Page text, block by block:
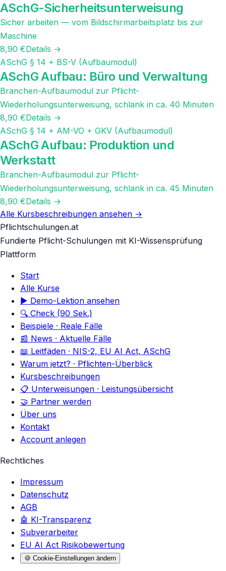
ASchG-Sicherheitsunterweisung
Sicher arbeiten — vom Bildschirmarbeitsplatz bis zur
Maschine
8,90 €Details →
ASchG § 14 + BS-V (Aufbaumodul)
ASchG Aufbau: Büro und Verwaltung
Branchen-Aufbaumodul zur Pflicht-
Wiederholungsunterweisung, schlank in ca. 40 Minuten
8,90 €Details →
ASchG § 14 + AM-VO + GKV (Aufbaumodul)
ASchG Aufbau: Produktion und
Werkstatt
Branchen-Aufbaumodul zur Pflicht-
Wiederholungsunterweisung, schlank in ca. 45 Minuten
8,90 €Details →
Alle Kursbeschreibungen ansehen →
Pflichtschulungen.at
Fundierte Pflicht-Schulungen mit KI-Wissensprüfung
Plattform
Start
Alle Kurse
▶ Demo-Lektion ansehen
🔍 Check (90 Sek.)
Beispiele · Reale Fälle
📰 News · Aktuelle Fälle
📖 Leitfäden · NIS-2, EU AI Act, ASchG
Warum jetzt? · Pflichten-Überblick
Kursbeschreibungen
📋 Unterweisungen · Leistungsübersicht
🤝 Partner werden
Über uns
Kontakt
Account anlegen
Rechtliches
Impressum
Datenschutz
AGB
🤖 KI-Transparenz
Subverarbeiter
EU AI Act Risikobewertung
🍪 Cookie-Einstellungen ändern